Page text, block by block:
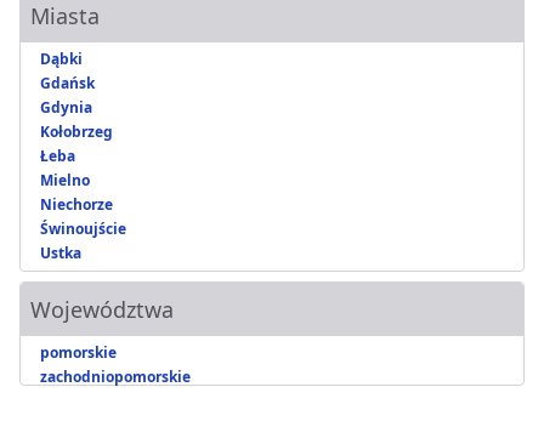
Miasta
Dąbki
Gdańsk
Gdynia
Kołobrzeg
Łeba
Mielno
Niechorze
Świnoujście
Ustka
Województwa
pomorskie
zachodniopomorskie